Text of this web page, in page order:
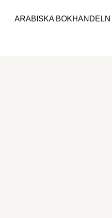
ARABISKA BOKHANDELN